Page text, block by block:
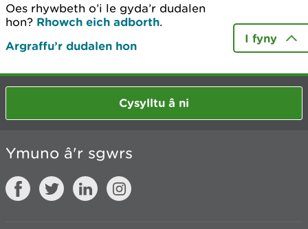
Oes rhywbeth o’i le gyda’r dudalen
hon? Rhowch eich adborth.
Argraffu’r dudalen hon
I fyny
Cysylltu â ni
Ymuno â'r sgwrs